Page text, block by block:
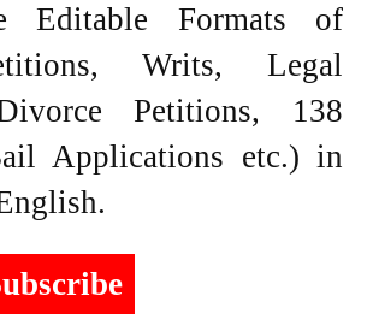
Editable Formats of
Writs, Legal
Petitions, 138
Applications etc.) in